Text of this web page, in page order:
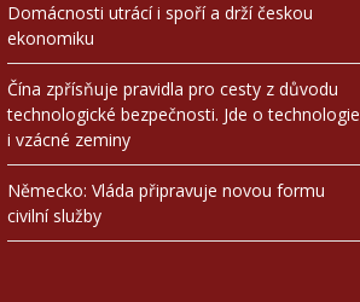
Domácnosti utrácí i spoří a drží českou
ekonomiku
Čína zpřísňuje pravidla pro cesty z důvodu
technologické bezpečnosti. Jde o technologie
i vzácné zeminy
Německo: Vláda připravuje novou formu
civilní služby